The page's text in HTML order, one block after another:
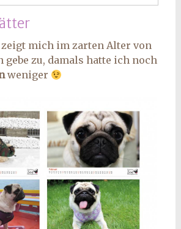
zeigt mich im zarten Alter von
gebe zu, damals hatte ich noch
weniger